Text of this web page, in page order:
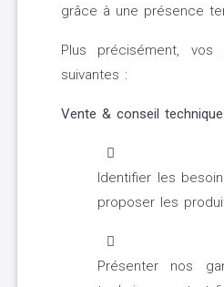
grâce à une présence
Plus précisément,
suivantes :
Vente & conseil technique
Identifier les
proposer les
Présenter nos